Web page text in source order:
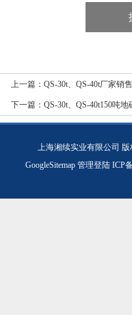
上一篇： QS-30t、QS-40t厂家销
下一篇： QS-30t、QS-40t150吨
上海湘续实业有限公司
GoogleSitemap 管理登陆ICP